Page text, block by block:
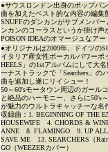
●サウスロンドン出身のポップパ
曲を加えたベスト的な内容の編集
SNUFFのダンカンがサブメンバ
ンカンのコーラスというか掛け声
POISON IDEAのオマージュなア
●オリジナルは2009年、ドイツの
イタリア産女性ボーカルパワー
HEELS」の1stアルバムにして大
ーナストラックで「Searchers」
曲を追加し遂にリイシュー！
50～60'sモータウン周辺のガール
と絶品のハーモニー、さらに50's
が魅力のウルトラキャッチーな名
収録曲：1. BEGINNING OF THE
HOUSEWIFE 4. CHORDS &
ANNE 8. FLAMINGO 9. UP
SAVE ME 13. SEARCHERS（
GO（WEEZERカバー）